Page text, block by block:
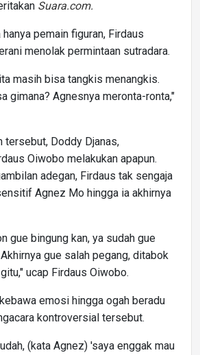
Suara.com.
pemain figuran, Firdaus
menolak permintaan sutradara.
masih bisa tangkis menangkis.
gimana? Agnesnya meronta-ronta,"
tersebut, Doddy Djanas,
Oiwobo melakukan apapun.
adegan, Firdaus tak sengaja
Agnez Mo hingga ia akhirnya
gue bingung kan, ya sudah gue
gue salah pegang, ditabok
ucap Firdaus Oiwobo.
emosi hingga ogah beradu
kontroversial tersebut.
(kata Agnez) 'saya enggak mau